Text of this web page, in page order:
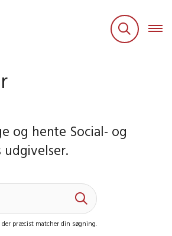
og hente Social- og
udgivelser.
præcist matcher din søgning.